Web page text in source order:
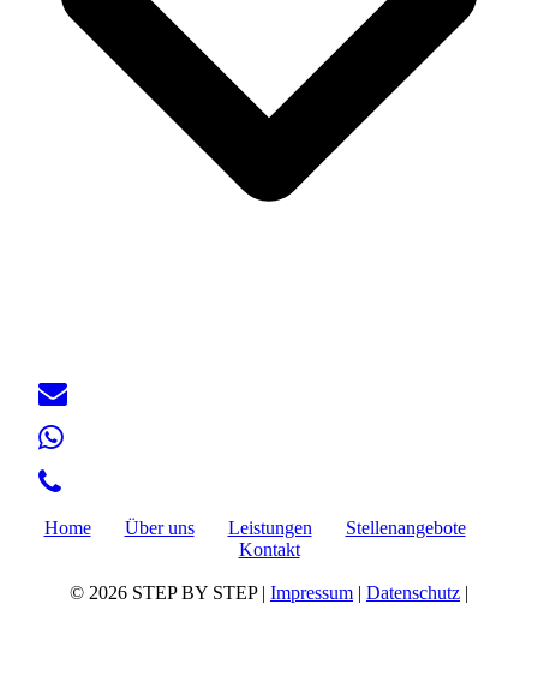
Home Über uns Leistungen
Stellenangebote
Kontakt
© 2026 STEP BY STEP | Impressum | Datenschutz |